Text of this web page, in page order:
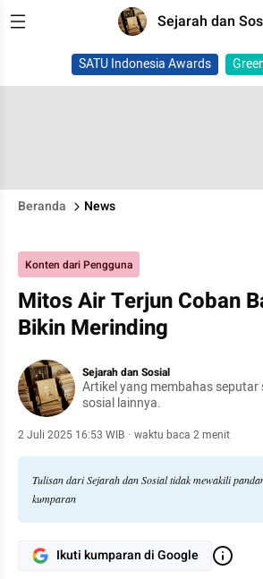
Sejarah dan
SATU Indonesia Awards
Beranda News
Konten dari Pengguna
Mitos Air Terjun Coban
Bikin Merinding
Sejarah dan Sosial
Artikel yang membahas
sosial lainnya.
2 Juli 2025 16:53 WIB · waktu baca 2 menit
Tulisan dari Sejarah dan Sosial tidak mewakili
kumparan
Ikuti kumparan di Google